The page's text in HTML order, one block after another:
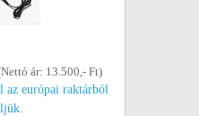
ár: 13.500,- Ft)
az európai raktárból